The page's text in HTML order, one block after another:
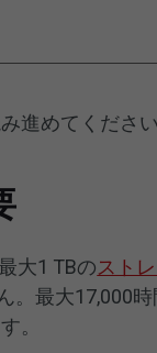
進めてください
大1 TBのスト
。最大17,000
。